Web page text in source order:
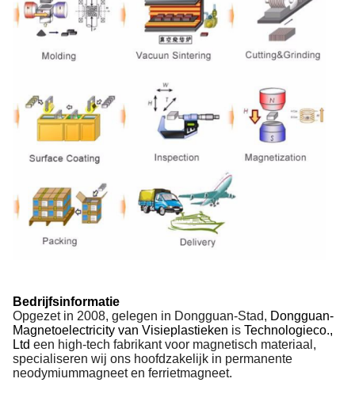
Bedrijfsinformatie
Opgezet in 2008, gelegen in Dongguan-Stad, Dongguan-
Magnetoelectricity van Visieplastieken is Technologieco.,
Ltd een high-tech fabrikant voor magnetisch materiaal,
specialiseren wij ons hoofdzakelijk in permanente
neodymiummagneet en ferrietmagneet.